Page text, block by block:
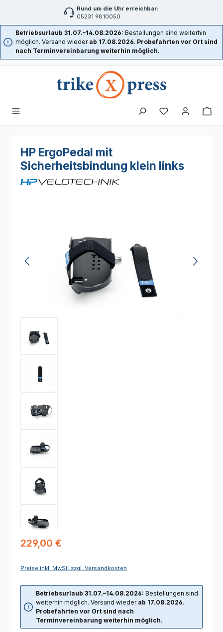
Zum Hauptinhalt springenRund um die Uhr erreichbar:
05231 9810050
Betriebsurlaub 31.07.–14.08.2026: Bestellungen sind weiterhin
möglich. Versand wieder ab 17.08.2026. Probefahrten vor Ort sind
nach Terminvereinbarung weiterhin möglich.
HP ErgoPedal mit
Sicherheitsbindung klein links
Regulärer Preis:
229,00 €
Preise inkl. MwSt. zzgl. Versandkosten
Betriebsurlaub 31.07.–14.08.2026: Bestellungen sind
weiterhin möglich. Versand wieder ab 17.08.2026.
Probefahrten vor Ort sind nach
Terminvereinbarung weiterhin möglich.